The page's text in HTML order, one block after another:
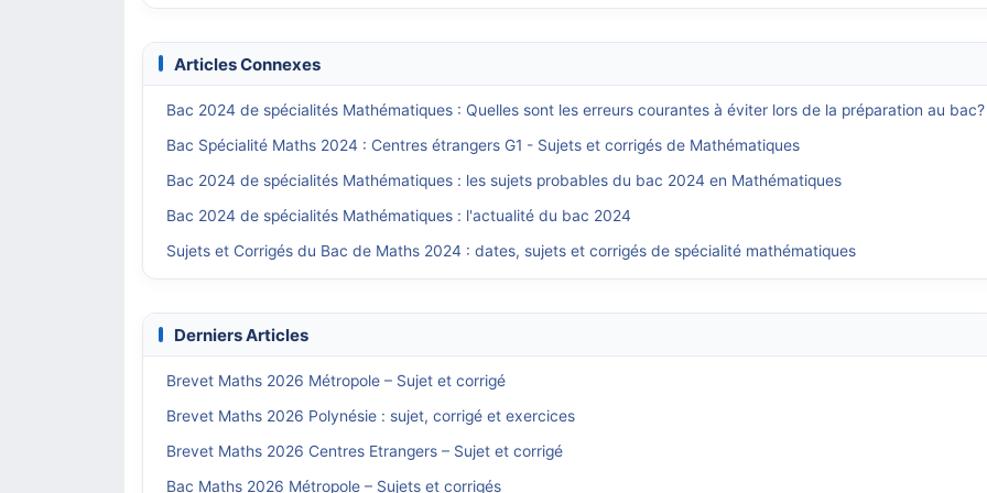
Articles Connexes
Bac 2024 de spécialités Mathématiques : Quelles sont les erreurs courantes à éviter lors de la préparation au bac?
Bac Spécialité Maths 2024 : Centres étrangers G1 - Sujets et corrigés de Mathématiques
Bac 2024 de spécialités Mathématiques : les sujets probables du bac 2024 en Mathématiques
Bac 2024 de spécialités Mathématiques : l'actualité du bac 2024
Sujets et Corrigés du Bac de Maths 2024 : dates, sujets et corrigés de spécialité mathématiques
Derniers Articles
Brevet Maths 2026 Métropole – Sujet et corrigé
Brevet Maths 2026 Polynésie : sujet, corrigé et exercices
Brevet Maths 2026 Centres Etrangers – Sujet et corrigé
Bac Maths 2026 Métropole – Sujets et corrigés